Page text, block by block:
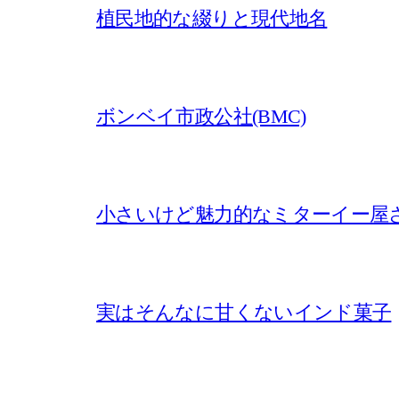
植民地的な綴りと現代地名
ボンベイ市政公社(BMC)
小さいけど魅力的なミターイー屋
実はそんなに甘くないインド菓子